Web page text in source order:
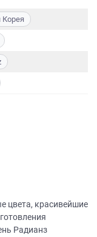
цвета, красивейшие
Радианз